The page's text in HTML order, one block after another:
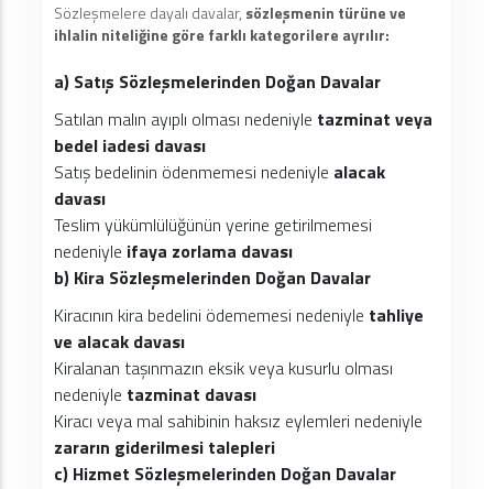
Sözleşmelere dayalı davalar, sözleşmenin türüne ve
ihlalin niteliğine göre farklı kategorilere ayrılır:
a) Satış Sözleşmelerinden Doğan Davalar
Satılan malın ayıplı olması nedeniyle tazminat veya
bedel iadesi davası
Satış bedelinin ödenmemesi nedeniyle alacak
davası
Teslim yükümlülüğünün yerine getirilmemesi
nedeniyle ifaya zorlama davası
b) Kira Sözleşmelerinden Doğan Davalar
Kiracının kira bedelini ödememesi nedeniyle tahliye
ve alacak davası
Kiralanan taşınmazın eksik veya kusurlu olması
nedeniyle tazminat davası
Kiracı veya mal sahibinin haksız eylemleri nedeniyle
zararın giderilmesi talepleri
c) Hizmet Sözleşmelerinden Doğan Davalar